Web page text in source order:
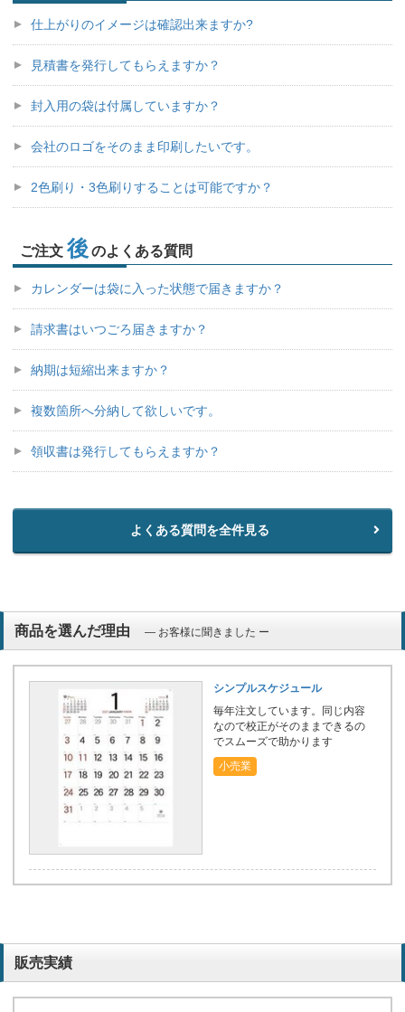
仕上がりのイメージは確認出来ますか?
見積書を発行してもらえますか？
封入用の袋は付属していますか？
会社のロゴをそのまま印刷したいです。
2色刷り・3色刷りすることは可能ですか？
ご注文 後 のよくある質問
カレンダーは袋に入った状態で届きますか？
請求書はいつごろ届きますか？
納期は短縮出来ますか？
複数箇所へ分納して欲しいです。
領収書は発行してもらえますか？
よくある質問を全件見る
商品を選んだ理由 ― お客様に聞きました ー
シンプルスケジュール
毎年注文しています。同じ内容
なので校正がそのままできるの
でスムーズで助かります
小売業
リットが多い。
販売実績